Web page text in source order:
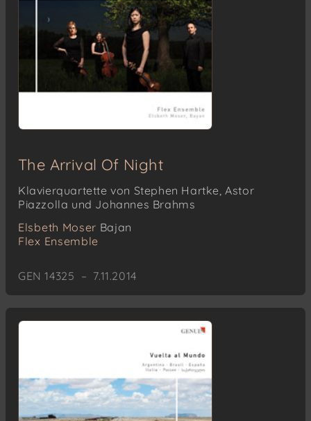
The Arrival Of Night
Klavierquartette von Stephen Hartke, Astor
Piazzolla und Johannes Brahms
Elsbeth Moser Bajan
Flex Ensemble
GEN 14325 – 7.11.2014